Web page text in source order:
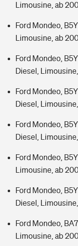
Limousine, ab
Ford Mondeo,
Limousine, ab
Ford Mondeo,
Diesel,
Ford Mondeo,
Diesel,
Ford Mondeo,
Diesel,
Ford Mondeo,
Limousine, ab
Ford Mondeo,
Diesel,
Ford Mondeo,
Limousine, ab